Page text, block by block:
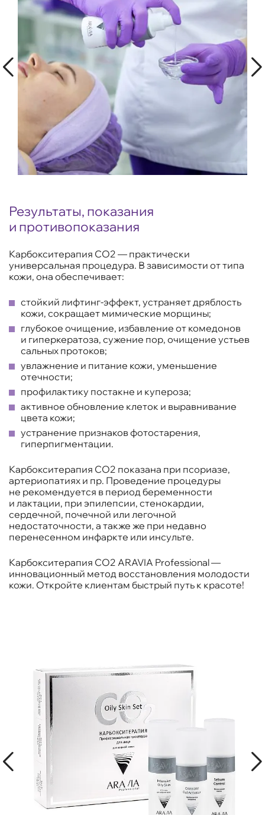
Результаты, показания
и противопоказания
Карбокситерапия CO2 — практически
универсальная процедура. В зависимости от типа
кожи, она обеспечивает:
стойкий лифтинг-эффект, устраняет дряблость
кожи, сокращает мимические морщины;
глубокое очищение, избавление от комедонов
и гиперкератоза, сужение пор, очищение устьев
сальных протоков;
увлажнение и питание кожи, уменьшение
отечности;
профилактику постакне и купероза;
активное обновление клеток и выравнивание
цвета кожи;
устранение признаков фотостарения,
гиперпигментации.
Карбокситерапия CO2 показана при псориазе,
артериопатиях и пр. Проведение процедуры
не рекомендуется в период беременности
и лактации, при эпилепсии, стенокардии,
сердечной, почечной или легочной
недостаточности, а также же при недавно
перенесенном инфаркте или инсульте.
Карбокситерапия CO2 ARAVIA Professional —
инновационный метод восстановления молодости
кожи. Откройте клиентам быстрый путь к красоте!